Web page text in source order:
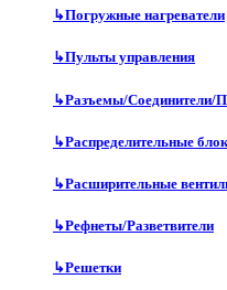
↳Погружные нагреватели
↳Пульты управления
↳Разъемы/Соединители/
↳Распределительные
↳Расширительные
↳Рефнеты/Разветвители
↳Решетки